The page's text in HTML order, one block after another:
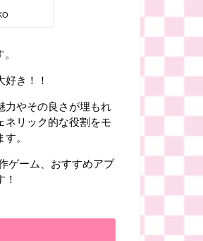
き！！
力やその良さが埋もれ
ネリック的な役割をモ
。
ゲーム、おすすめアプ
！